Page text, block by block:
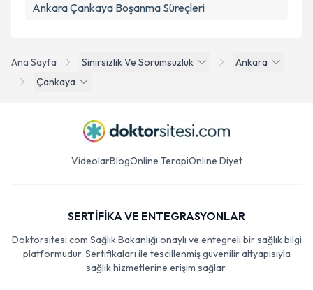
Ana Sayfa Sinirsizlik Ve Sorumsuzluk
Ankara
Çankaya
Ankara Çankaya Boşanma Süreçleri
VideolarBlogOnline TerapiOnline Diyet
SERTİFİKA VE ENTEGRASYONLAR
Doktorsitesi.com Sağlık Bakanlığı onaylı ve entegreli bir sağlık bilgi
platformudur. Sertifikaları ile tescillenmiş güvenilir altyapısıyla
sağlık hizmetlerine erişim sağlar.